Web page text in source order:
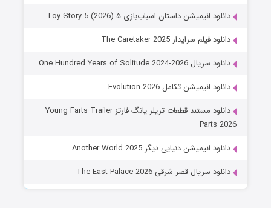
دانلود انیمیشن داستان اسباب‌بازی ۵ Toy Story 5 (2026)
دانلود فیلم سرایدار The Caretaker 2025
دانلود سریال One Hundred Years of Solitude 2024-2026
دانلود انیمیشن تکامل Evolution 2026
دانلود مستند قطعات تریلر یانگ فارتز Young Farts Trailer
Parts 2026
دانلود انیمیشن دنیایی دیگر Another World 2025
دانلود سریال قصر شرقی The East Palace 2026